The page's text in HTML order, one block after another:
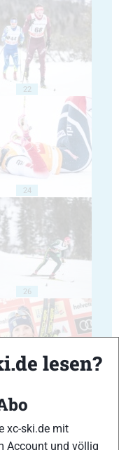
22
24
26
lesen?
xc-ski.de mit
Account und völlig